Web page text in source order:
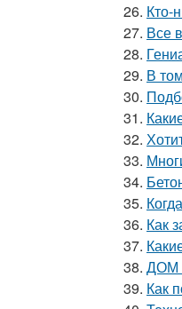
26. Кто-
27. Все
28.
29. В
30.
31.
32.
33.
34.
35.
36. Как
37.
38. ДОМ
39. Как